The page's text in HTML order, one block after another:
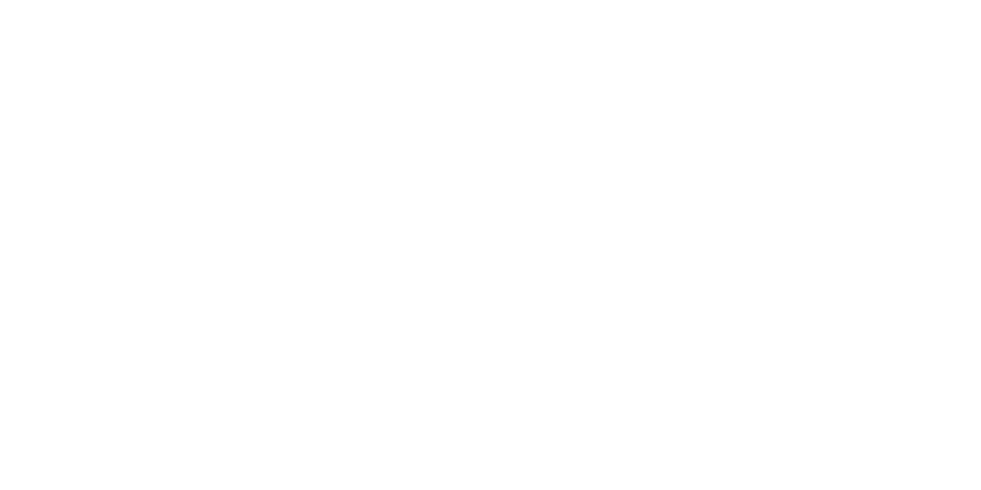
MONTAÑO
ARRIOJA
CONTENIDO Y TRADUCCIÓN
Y TECNOLOGÍA
DIGITALIZACIÓN Y CULTURA DIGITAL